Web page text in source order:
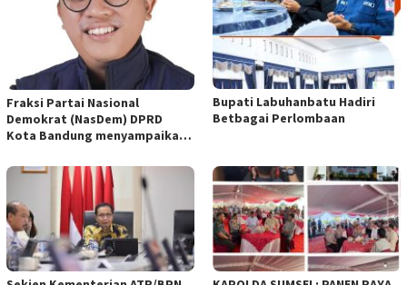
Fraksi Partai Nasional
Demokrat (NasDem) DPRD
Kota Bandung menyampaikan
empat Rancangan Peraturan
Daerah (Raperda) yang
diajukan Pemerintah Kota
Bandung
Bupati Labuhanbatu Hadiri
Betbagai Perlombaan